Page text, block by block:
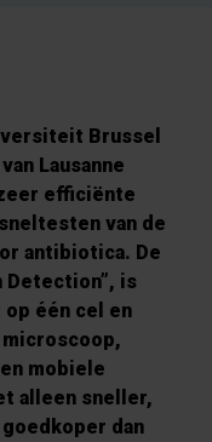
Brussel
Lausanne
efficiënte
van de
antibiotica. De
Detection”, is
één cel en
mobiele
alleen sneller,
dan